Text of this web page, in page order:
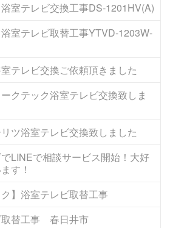
室テレビ交換工事DS-1201HV(A)
室テレビ取替工事YTVD-1203W-
テレビ交換ご依頼頂きました
クテック浴室テレビ交換致しま
ツ浴室テレビ交換致しました
LINEで相談サービス開始！大好
す！
】浴室テレビ取替工事
取替工事 春日井市